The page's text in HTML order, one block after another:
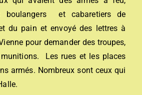
boulangers et cabaretiers de
du pain et envoyé des lettres à
pour demander des troupes,
Les rues et les places
armés. Nombreux sont ceux qui